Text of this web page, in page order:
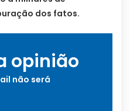
dos fatos.
opinião
não será